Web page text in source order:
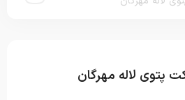
پتوی لاله مهرگان